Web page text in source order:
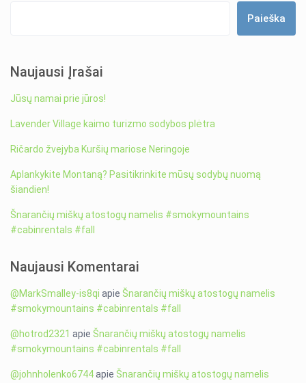
Paieška
Naujausi Įrašai
Jūsų namai prie jūros!
Lavender Village kaimo turizmo sodybos plėtra
Ričardo žvejyba Kuršių mariose Neringoje
Aplankykite Montaną? Pasitikrinkite mūsų sodybų nuomą
šiandien!
Šnarančių miškų atostogų namelis #smokymountains
#cabinrentals #fall
Naujausi Komentarai
@MarkSmalley-is8qi apie Šnarančių miškų atostogų namelis
#smokymountains #cabinrentals #fall
@hotrod2321 apie Šnarančių miškų atostogų namelis
#smokymountains #cabinrentals #fall
@johnholenko6744apie Šnarančių miškų atostogų namelis